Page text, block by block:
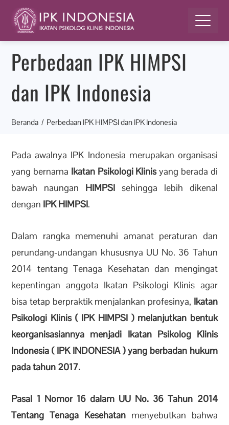
Perbedaan IPK HIMPSI
dan IPK Indonesia
Beranda Perbedaan IPK HIMPSI dan IPK Indonesia
Pada awalnya IPK Indonesia merupakan organisasi
yang bernama Ikatan Psikologi Klinisyang berada di
bawah naungan HIMPSI sehingga lebih dikenal
dengan IPK HIMPSI.
Dalam rangka memenuhi amanat peraturan dan
perundang-undangan khususnya UU No. 36 Tahun
2014 tentang Tenaga Kesehatan dan mengingat
kepentingan anggota Ikatan Psikologi Klinis agar
bisa tetap berpraktik menjalankan profesinya, Ikatan
Psikologi Klinis ( IPK HIMPSI ) melanjutkan bentuk
keorganisasiannya menjadi Ikatan Psikolog Klinis
Indonesia ( IPK INDONESIA ) yang berbadan hukum
pada tahun 2017.
Pasal 1 Nomor 16 dalam UU No. 36 Tahun 2014
Tentang Tenaga Kesehatan menyebutkan bahwa